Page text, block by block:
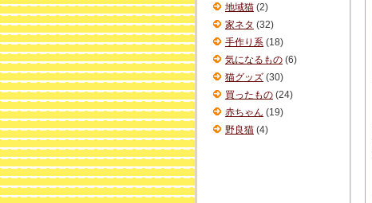
地域猫 (2)
家ネタ (32)
手作り系 (18)
気になるもの (6)
猫グッズ (30)
買ったもの (24)
赤ちゃん (19)
野良猫 (4)